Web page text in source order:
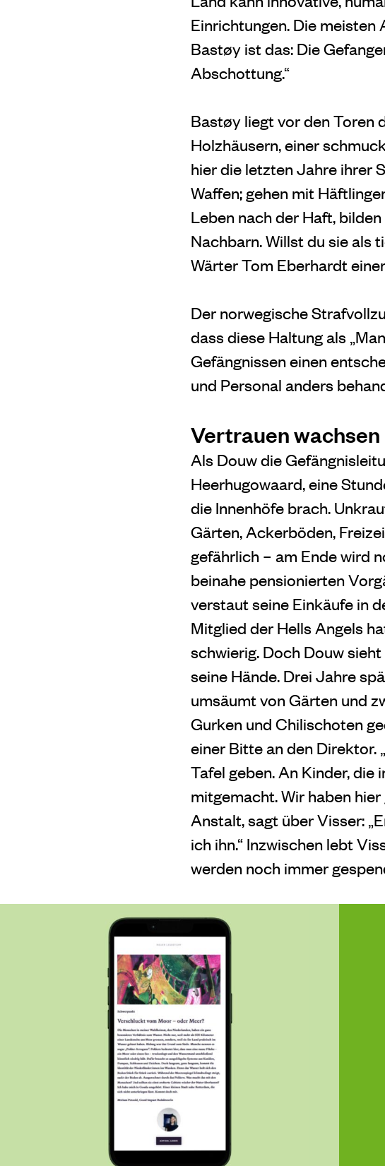
Einrichtungen. Die
Bastøy ist das: Die
Abschottung.“
Bastøy liegt vor den Toren
Holzhäusern, einer
hier die letzten Jahre ihrer
Waffen; gehen mit
Leben nach der Haft,
Nachbarn. Willst du sie als
Wärter Tom Eberhardt
Der norwegische
dass diese Haltung als
Gefängnissen einen
und Personal anders
Vertrauen wachsen
Als Douw die
Heerhugowaard, eine
die Innenhöfe brach.
Gärten, Ackerböden,
gefährlich – am Ende wird
beinahe pensionierten
verstaut seine Einkäufe in
Mitglied der Hells Angels
schwierig. Doch Douw
seine Hände. Drei Jahre
umsäumt von Gärten und
Gurken und Chilischoten
einer Bitte an den Direktor.
Tafel geben. An Kinder, die
mitgemacht. Wir haben
Anstalt, sagt über Visser:
ich ihn.“ Inzwischen lebt
werden noch immer